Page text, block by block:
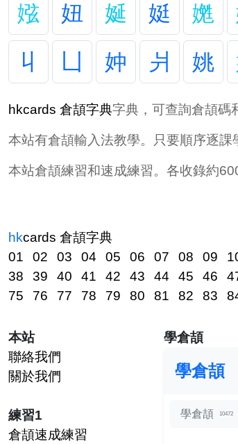
娹
妞 娫 娗 嬎
丩
凵 妕 爿 姚
hkcards 倉頡字典字典，可查詢倉頡碼
本站有倉頡輸入法教學。只要順序逐課
本站倉頡練習和速成練習。各收錄約
hkcards 倉頡字典
01
02 03 04 05 06 07 08 09
38
39 40 41 42 43 44 45 46
75
76 77 78 79 80 81 82 83
本站
聯絡我們
關於我們
練習1
倉頡速成練習
學倉頡
學倉頡
學倉頡 10472